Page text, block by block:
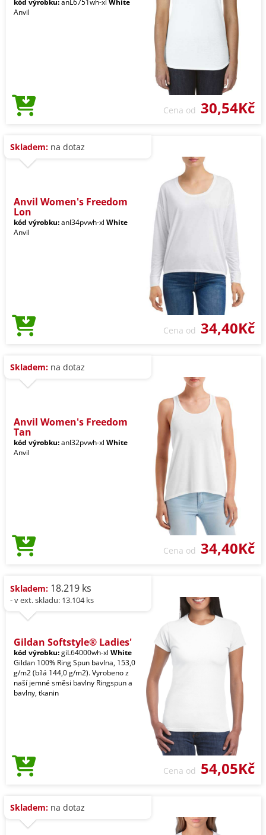
kód výrobku:anL6751wh-xl White
Anvil
Cena od 30,54Kč
Skladem: na dotaz
Anvil Women's Freedom
Lon
kód výrobku:anl34pvwh-xl White
Anvil
Cena od 34,40Kč
Skladem: na dotaz
Anvil Women's Freedom
Tan
kód výrobku:anl32pvwh-xl White
Anvil
Cena od 34,40Kč
Skladem: 18.219 ks
- v ext. skladu: 13.104 ks
Gildan Softstyle® Ladies'
kód výrobku:giL64000wh-xl White
Gildan 100% Ring Spun bavlna, 153,0
g/m2 (bílá 144,0 g/m2). Vyrobeno z
naší jemné směsi bavlny Ringspun a
bavlny, tkanin
Cena od 54,05Kč
Skladem: na dotaz